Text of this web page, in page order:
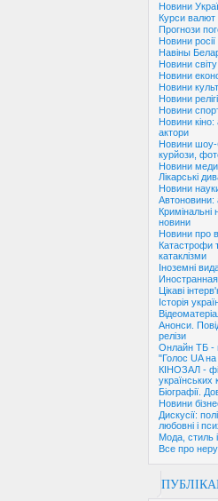
Новини
Курси валют
Прогнози
Новини росії
Навіны
Новини світу
Новини
Новини
Новини
Новини
Новини
актори
Новини шоу-
курйози,
Новини
Лікарські
Новини науки
Автоновини:
Кримінальні
новини
Новини про
Катастрофи
катаклізми
Іноземні
Цікаві
Історія
Анонси.
релізи
Онлайн ТБ -
"Голос UA
КІНОЗАЛ -
українських
Біографії.
Новини
Дискусії:
любовні і
Мода, стиль
Все про